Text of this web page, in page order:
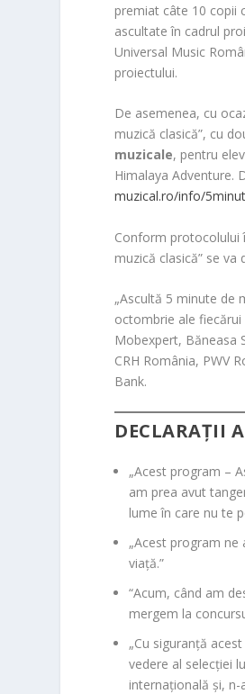
premiat câte 10 copii
ascultate în cadrul
Universal Music
proiectului.
De asemenea, cu
muzică clasică”, cu
muzicale, pentru
Himalaya Adventure.
muzical.ro/info/
Conform protocolului
muzică clasică” se
„Ascultă 5 minute de
octombrie ale
Mobexpert, Băneasa
CRH România, PWV
Bank.
DECLARAȚII
„Acest program –
am prea avut
lume în care nu te
„Acest program
viață.”
“Acum, când am
mergem la
„Cu siguranță
vedere al selecției
internațională și, n-